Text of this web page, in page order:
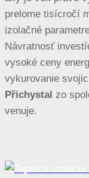
prelome tisícročí
izolačné
Návratnosť
vysoké ceny
vykurovanie
Přichystal zo
venuje.